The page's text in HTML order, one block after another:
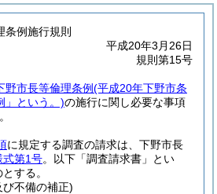
条例施行規則
平成20年3月26日
規則第15号
野市長等倫理条例(平成20年下野市条
」という。)の施行に関し必要な事項
に規定する調査の請求は、下野市長
式第1号。以下「調査請求書」とい
する。
不備の補正)